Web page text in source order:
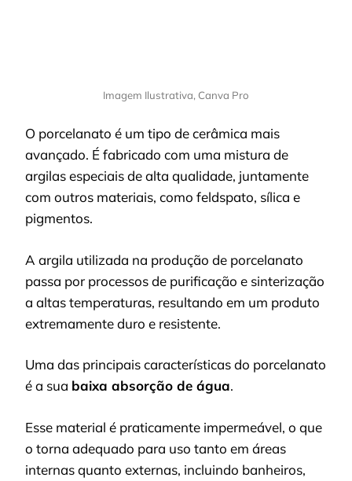
Imagem Ilustrativa, Canva Pro
O porcelanato é um tipo de cerâmica mais
avançado. É fabricado com uma mistura de
argilas especiais de alta qualidade, juntamente
com outros materiais, como feldspato, sílica e
pigmentos.
A argila utilizada na produção de porcelanato
passa por processos de purificação e sinterização
a altas temperaturas, resultando em um produto
extremamente duro e resistente.
Uma das principais características do porcelanato
é a sua baixa absorção de água.
Esse material é praticamente impermeável, o que
o torna adequado para uso tanto em áreas
internas quanto externas, incluindo banheiros,